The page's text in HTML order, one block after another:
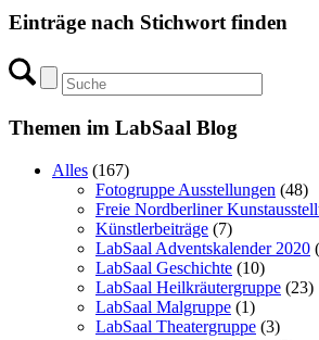
Einträge nach Stichwort finden
Themen im LabSaal Blog
Alles (167)
Fotogruppe Ausstellungen (48)
Freie Nordberliner
Künstlerbeiträge (7)
LabSaal Adventskalender 2020
LabSaal Geschichte (10)
LabSaal Heilkräutergruppe (23)
LabSaal Malgruppe (1)
LabSaal Theatergruppe (3)